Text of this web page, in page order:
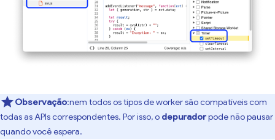
Observação:nem todos os tipos de worker são compatíveis com
todas as APIs correspondentes. Por isso, o depuradorpode não pausar
quando você espera.